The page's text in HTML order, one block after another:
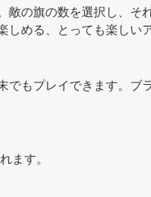
の旗の数を選択し、そ
める、とっても楽しい
もプレイできます。ブ
ます。